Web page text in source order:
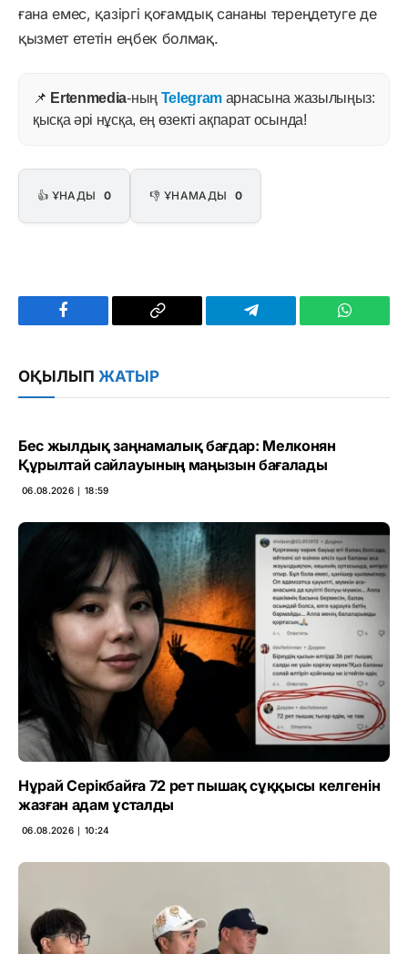
ғана емес, қазіргі қоғамдық сананы тереңдетуге де
қызмет ететін еңбек болмақ.
📌 Ertenmedia-ның Telegram арнасына жазылыңыз:
қысқа әрі нұсқа, ең өзекті ақпарат осында!
👍 ҰНАДЫ 0 👎 ҰНАМАДЫ 0
Facebook
Copy
Telegram
ОҚЫЛЫП ЖАТЫР
Бес жылдық заңнамалық бағдар: Мелконян
Құрылтай сайлауының маңызын бағалады
06.08.2026 ∣ 18:59
Нұрай Серікбайға 72 рет пышақ сұққысы келгенін
жазған адам ұсталды
06.08.2026 ∣ 10:24